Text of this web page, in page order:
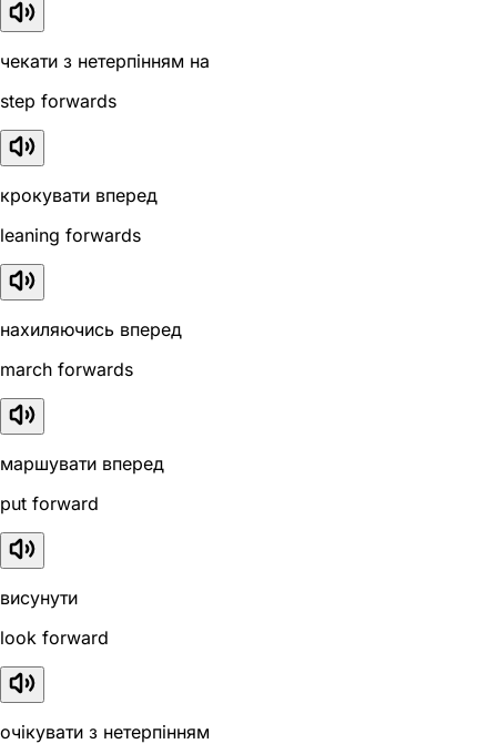
чекати з нетерпінням на
step forwards
крокувати вперед
leaning forwards
нахиляючись вперед
march forwards
маршувати вперед
put forward
висунути
look forward
очікувати з нетерпінням